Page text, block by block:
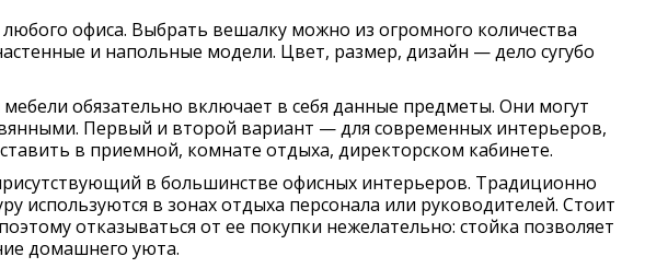
офиса. Выбрать вешалку можно из огромного количества
и напольные модели. Цвет, размер, дизайн — дело сугубо
обязательно включает в себя данные предметы. Они могут
Первый и второй вариант — для современных интерьеров,
в приемной, комнате отдыха, директорском кабинете.
в большинстве офисных интерьеров. Традиционно
используются в зонах отдыха персонала или руководителей. Стоит
отказываться от ее покупки нежелательно: стойка позволяет
домашнего уюта.